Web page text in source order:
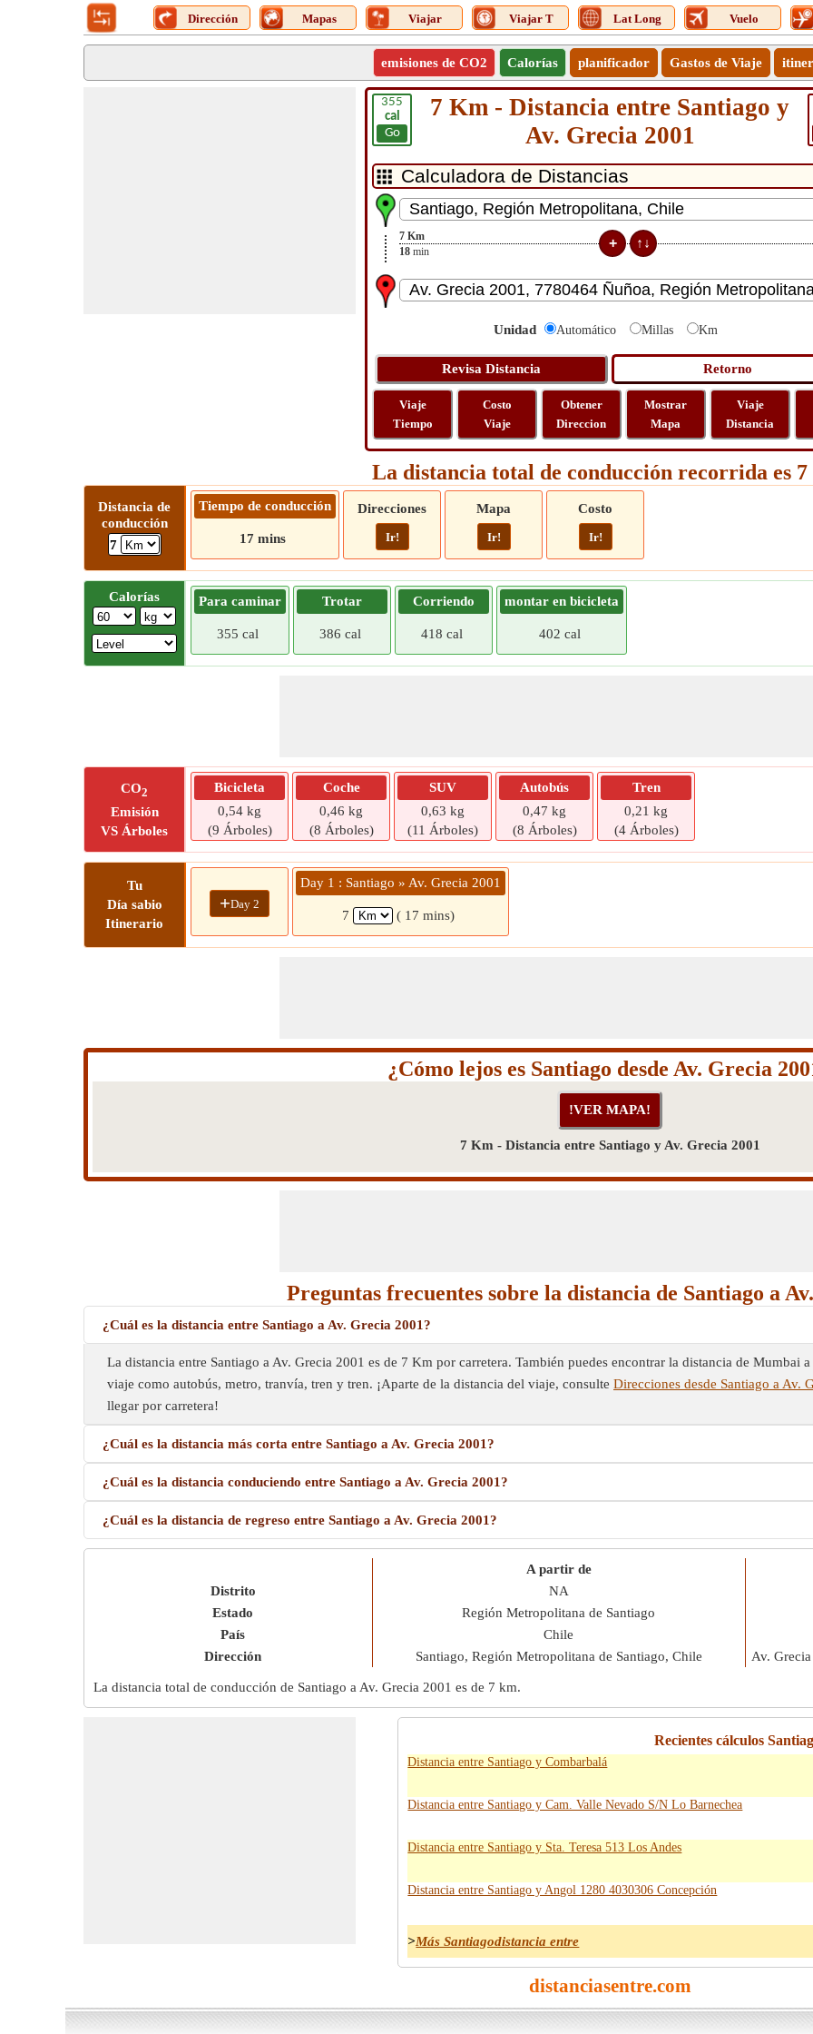
Dirección Mapas Viajar Viajar T Lat Long Vuelo
emisiones de CO2 Calorías planificador Gastos de Viaje
355
cal
Go
7 Km - Distancia entre Santiago y
Av. Grecia 2001
7 Km
18 min
Unidad Automático Millas Km
Viaje
Tiempo
Costo
Viaje
Obtener
Direccion
Mostrar
Mapa
Viaje
Distancia
La distancia total de conducción recorrida es
Distancia de
conducción
7
Tiempo de conducción
17 mins
Direcciones
Ir!
Mapa
Ir!
Costo
Ir!
Calorías Para caminar
355 cal
Trotar
386 cal
Corriendo
418 cal
montar en bicicleta
402 cal
CO2
Emisión
VS Árboles
Bicicleta
0,54 kg
(9 Árboles)
Coche
0,46 kg
(8 Árboles)
SUV
0,63 kg
(11 Árboles)
Autobús
0,47 kg
(8 Árboles)
Tren
0,21 kg
(4 Árboles)
Tu
Día sabio
Itinerario
+Day 2
Day 1 : Santiago » Av. Grecia 2001
7 ( 17 mins)
¿Cómo lejos es Santiago desde Av. Grecia
7 Km - Distancia entre Santiago y Av. Grecia 2001
Preguntas frecuentes sobre la distancia de Santiago a
¿Cuál es la distancia entre Santiago a Av. Grecia 2001?
La distancia entre Santiago a Av. Grecia 2001 es de 7 Km por carretera. También puedes encontrar la distancia de Mumbai
viaje como autobús, metro, tranvía, tren y tren. ¡Aparte de la distancia del viaje, consulte Direcciones desde Santiago a Av.
llegar por carretera!
¿Cuál es la distancia más corta entre Santiago a Av. Grecia 2001?
¿Cuál es la distancia conduciendo entre Santiago a Av. Grecia 2001?
¿Cuál es la distancia de regreso entre Santiago a Av. Grecia 2001?
Distrito
Estado
País
Dirección
A partir de
NA
Región Metropolitana de Santiago
Chile
Santiago, Región Metropolitana de Santiago, Chile
Av.
La distancia total de conducción de Santiago a Av. Grecia 2001 es de 7 km.
Recientes cálculos
Distancia entre Santiago y Combarbalá
Distancia entre Santiago y Cam. Valle Nevado S/N Lo Barnechea
Distancia entre Santiago y Sta. Teresa 513 Los Andes
Distancia entre Santiago y Angol 1280 4030306 Concepción
>Más Santiagodistancia entre
distanciasentre.com